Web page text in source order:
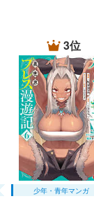
3位
少年・青年マンガ